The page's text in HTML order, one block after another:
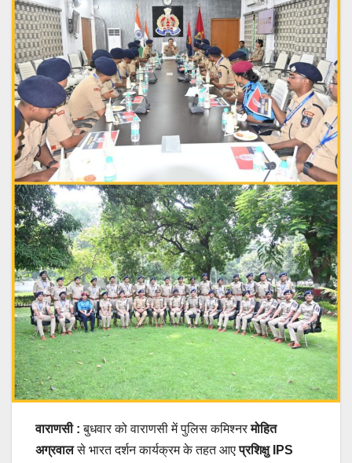
वाराणसी : बुधवार को वाराणसी में पुलिस कमिश्नरमोहित
अग्रवालसे भारत दर्शन कार्यक्रम के तहत आएप्रशिक्षु IPS